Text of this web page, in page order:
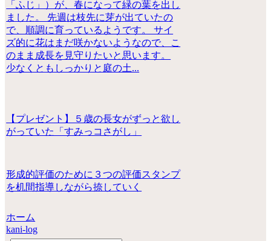
「ふじ」）が、春になって緑の葉を出し
ました。 先週は枝先に芽が出ていたの
で、順調に育っているようです。 サイ
ズ的に花はまだ咲かないようなので、こ
のまま成長を見守りたいと思います。
少なくともしっかりと庭の土...
【プレゼント】５歳の長女がずっと欲し
がっていた「すみっコさがし」
形成的評価のために３つの評価スタンプ
を机間指導しながら捺していく
ホーム
kani-log